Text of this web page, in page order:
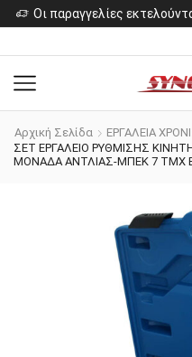
Αρχική Σελίδα
ΕΡΓΑΛΕΙΑ
ΣΕΤ ΕΡΓΑΛΕΙΟ ΡΥΘΜΙΣΗΣ
ΜΟΝΑΔΑ ΑΝΤΛΙΑΣ-ΜΠΕΚ 7 ΤΜΧ